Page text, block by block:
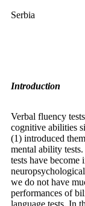
Serbia
Introduction
Verbal fluency
cognitive abilities
(1) introduced
mental ability
tests have
we do not have
performances of